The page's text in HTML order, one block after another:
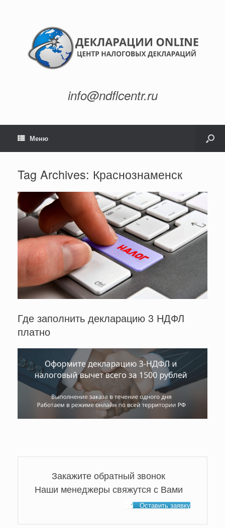
info@ndflcentr.ru
Меню
Tag Archives: Краснознаменск
Где заполнить декларацию 3 НДФЛ
платно
Закажите обратный звонок
Наши менеджеры свяжутся с Вами
Оставить заявку